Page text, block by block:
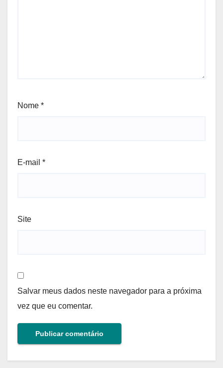
Nome *
E-mail *
Site
Salvar meus dados neste navegador para a próxima
vez que eu comentar.